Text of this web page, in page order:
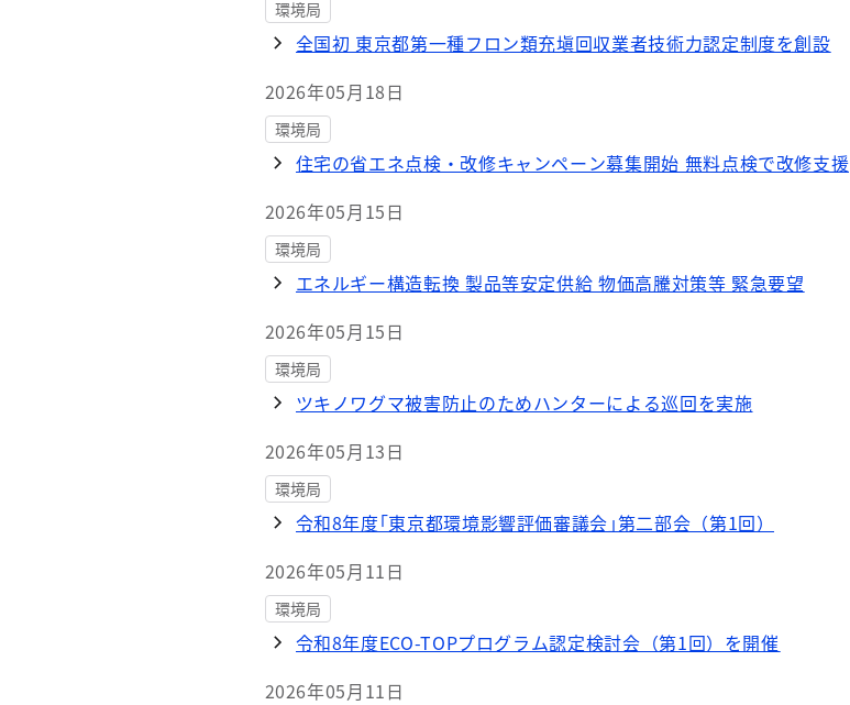
環境局
全国初 東京都第一種フロン類充塡回収業者技術力認定制度を創設
2026年05月18日
環境局
住宅の省エネ点検・改修キャンペーン募集開始 無料点検で改修支援
2026年05月15日
環境局
エネルギー構造転換 製品等安定供給 物価高騰対策等 緊急要望
2026年05月15日
環境局
ツキノワグマ被害防止のためハンターによる巡回を実施
2026年05月13日
環境局
令和8年度｢東京都環境影響評価審議会｣第二部会（第1回）
2026年05月11日
環境局
令和8年度ECO-TOPプログラム認定検討会（第1回）を開催
2026年05月11日